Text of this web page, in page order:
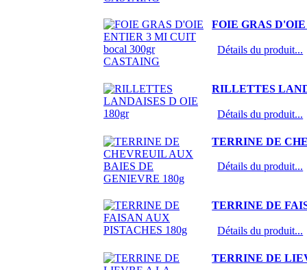
FOIE GRAS
Détails du produit...
RILLETTES
Détails du produit...
TERRINE DE
Détails du produit...
TERRINE DE
Détails du produit...
TERRINE DE